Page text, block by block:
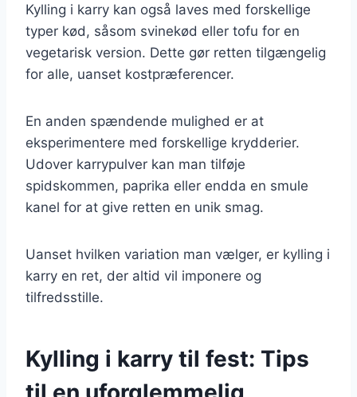
Kylling i karry kan også laves med forskellige
typer kød, såsom svinekød eller tofu for en
vegetarisk version. Dette gør retten tilgængelig
for alle, uanset kostpræferencer.
En anden spændende mulighed er at
eksperimentere med forskellige krydderier.
Udover karrypulver kan man tilføje
spidskommen, paprika eller endda en smule
kanel for at give retten en unik smag.
Uanset hvilken variation man vælger, er kylling i
karry en ret, der altid vil imponere og
tilfredsstille.
Kylling i karry til fest: Tips